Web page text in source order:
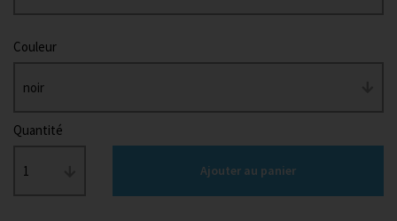
Couleur
noir
Quantité
1 Ajouter au panier